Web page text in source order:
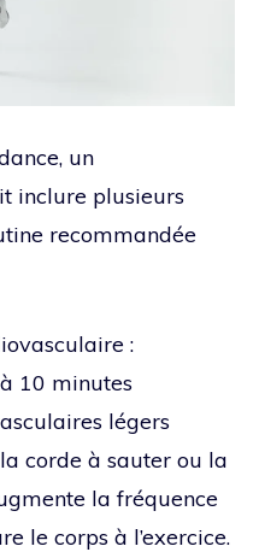
un
inclure plusieurs
recommandée
:
10 minutes
légers
corde à sauter ou la
la fréquence
le corps à l’exercice.